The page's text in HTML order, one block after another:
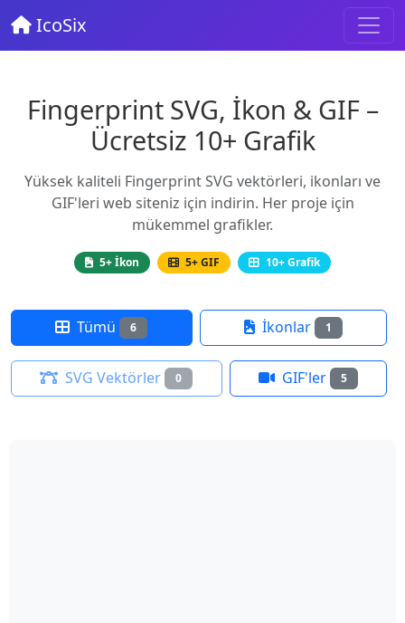
IcoSix
Fingerprint SVG, İkon & GIF –
Ücretsiz 10+ Grafik
Yüksek kaliteli Fingerprint SVG vektörleri, ikonları ve
GIF'leri web siteniz için indirin. Her proje için
mükemmel grafikler.
5+ İkon 5+ GIF 10+ Grafik
Tümü 6 İkonlar 1
SVG Vektörler 0 GIF'ler 5